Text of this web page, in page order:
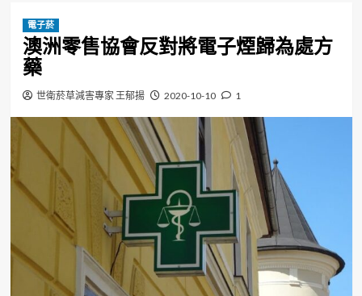
電子菸
澳洲零售協會反對將電子煙歸為處方
藥
世衛菸草減害專家 王郁揚 2020-10-10 1